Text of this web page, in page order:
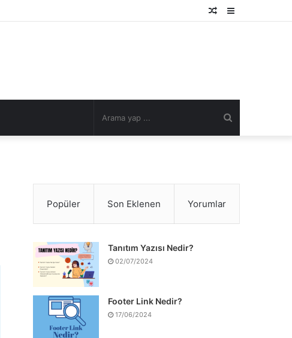
Kenar
Rastgele
Popüler Son Eklenen Yorumlar
Tanıtım Yazısı Nedir?
02/07/2024
Footer Link Nedir?
17/06/2024